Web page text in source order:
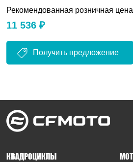
Рекомендованная розничная
11 536 ₽
Получить предложение
КВАДРОЦИКЛЫ